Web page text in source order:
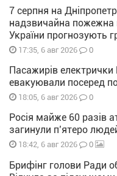
7 серпня на
надзвичайна пожежна
України прогнозують
17:35, 6 авг 2026 0
Пасажирів
евакуювали посеред
18:05, 6 авг 2026 0
Росія майже 60 разів
загинули п’ятеро
18:42, 6 авг 2026 0
Брифінг голови Ради